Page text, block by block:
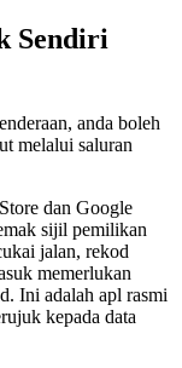
Sendiri
anda boleh
melalui saluran
dan Google
sijil pemilikan
jalan, rekod
memerlukan
Ini adalah apl rasmi
kepada data